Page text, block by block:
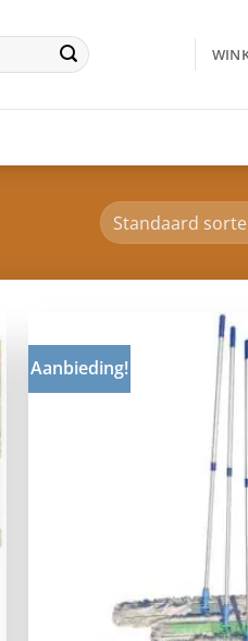
Aanbieding!